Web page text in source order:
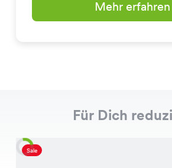
Mehr erfahren
Für Dich
Sale